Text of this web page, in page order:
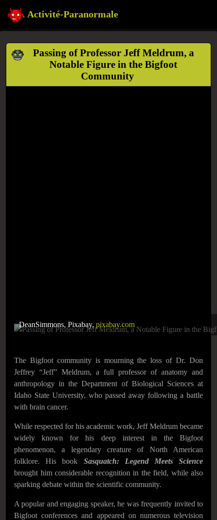
Activité-Paranormale
Passing of Professor Jeff Meldrum, a
Notable Figure in the Bigfoot
Community
DeanSimmons, Pixabay, pixabay.com
The Bigfoot community is mourning the loss of Dr. Don
Jeffrey “Jeff” Meldrum, a full professor of anatomy and
anthropology in the Department of Biological Sciences at
Idaho State University, who passed away following a battle
with brain cancer.
While respected for his academic work, Jeff Meldrum became
widely known for his deep interest in the Bigfoot
phenomenon, a legendary creature of North American
folklore. His book Sasquatch: Legend Meets Science
brought him considerable recognition in the field, while also
sparking debate within the scientific community.
A popular and engaging speaker, he was frequently invited to
Bigfoot conferences and appeared on numerous television